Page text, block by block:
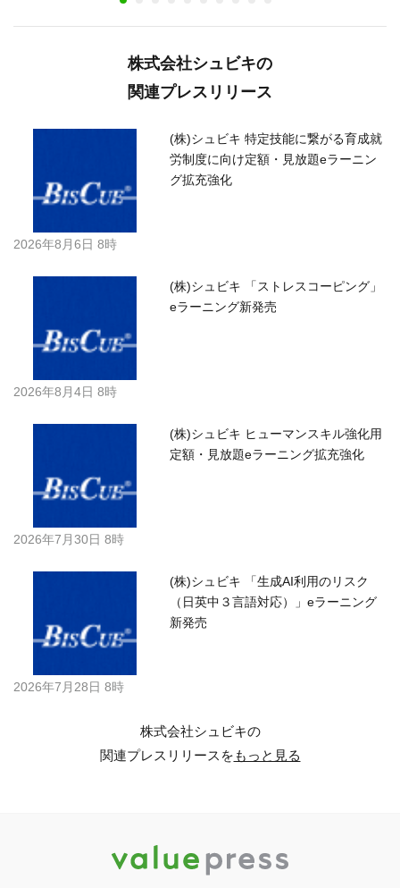
株式会社シュビキの
関連プレスリリース
(株)シュビキ 特定技能に繋がる育成就
労制度に向け定額・見放題eラーニン
グ拡充強化
2026年8月6日 8時
(株)シュビキ 「ストレスコーピング」
eラーニング新発売
2026年8月4日 8時
(株)シュビキ ヒューマンスキル強化用
定額・見放題eラーニング拡充強化
2026年7月30日 8時
(株)シュビキ 「生成AI利用のリスク
（日英中３言語対応）」eラーニング
新発売
2026年7月28日 8時
株式会社シュビキの
関連プレスリリースをもっと見る